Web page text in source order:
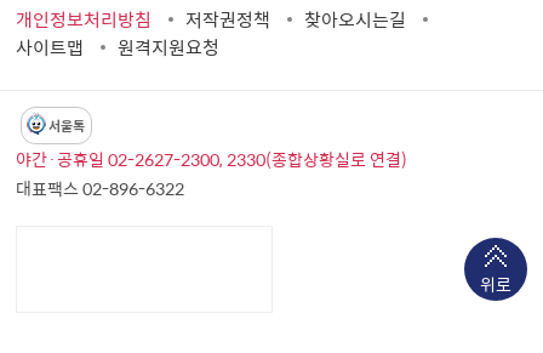
개인정보처리방침 저작권정책
찾아오시는길
사이트맵
원격지원요청
위로
서울톡
야간·공휴일 02-2627-2300, 2330(종합상황실로 연결)
대표팩스 02-896-6322